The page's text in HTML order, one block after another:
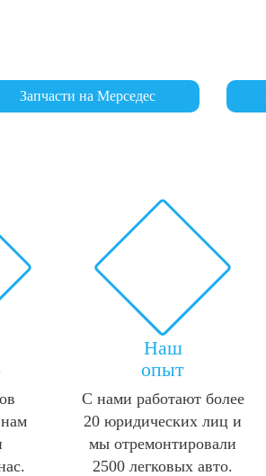
Запчасти на Мерседес
Наш
опыт
С нами работают более
20 юридических лиц и
мы отремонтировали
2500 легковых авто.